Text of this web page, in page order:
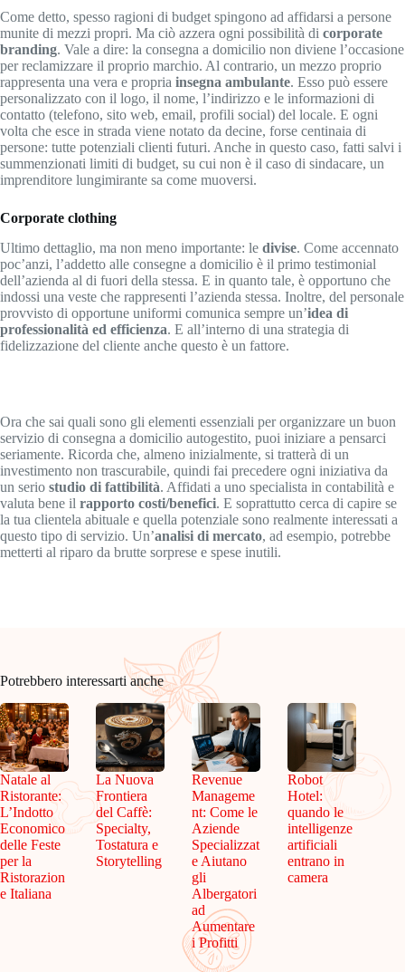
Come detto, spesso ragioni di budget spingono ad affidarsi a persone
munite di mezzi propri. Ma ciò azzera ogni possibilità di corporate
branding. Vale a dire: la consegna a domicilio non diviene l’occasione
per reclamizzare il proprio marchio. Al contrario, un mezzo proprio
rappresenta una vera e propria insegna ambulante. Esso può essere
personalizzato con il logo, il nome, l’indirizzo e le informazioni di
contatto (telefono, sito web, email, profili social) del locale. E ogni
volta che esce in strada viene notato da decine, forse centinaia di
persone: tutte potenziali clienti futuri. Anche in questo caso, fatti salvi i
summenzionati limiti di budget, su cui non è il caso di sindacare, un
imprenditore lungimirante sa come muoversi.
Corporate clothing
Ultimo dettaglio, ma non meno importante: le divise. Come accennato
poc’anzi, l’addetto alle consegne a domicilio è il primo testimonial
dell’azienda al di fuori della stessa. E in quanto tale, è opportuno che
indossi una veste che rappresenti l’azienda stessa. Inoltre, del personale
provvisto di opportune uniformi comunica sempre un’idea di
professionalità ed efficienza. E all’interno di una strategia di
fidelizzazione del cliente anche questo è un fattore.
Ora che sai quali sono gli elementi essenziali per organizzare un buon
servizio di consegna a domicilio autogestito, puoi iniziare a pensarci
seriamente. Ricorda che, almeno inizialmente, si tratterà di un
investimento non trascurabile, quindi fai precedere ogni iniziativa da
un serio studio di fattibilità. Affidati a uno specialista in contabilità e
valuta bene il rapporto costi/benefici. E soprattutto cerca di capire se
la tua clientela abituale e quella potenziale sono realmente interessati a
questo tipo di servizio. Un’analisi di mercato, ad esempio, potrebbe
metterti al riparo da brutte sorprese e spese inutili.
Potrebbero interessarti anche
Natale al
Ristorante:
L’Indotto
Economico
delle Feste
per la
Ristorazion
e Italiana
La Nuova
Frontiera
del Caffè:
Specialty,
Tostatura e
Storytelling
Revenue
Manageme
nt: Come le
Aziende
Specializzat
e Aiutano
gli
Albergatori
ad
Aumentare
i Profitti
Robot
Hotel:
quando le
intelligenze
artificiali
entrano in
camera